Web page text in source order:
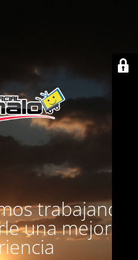
trabajando
una mejor